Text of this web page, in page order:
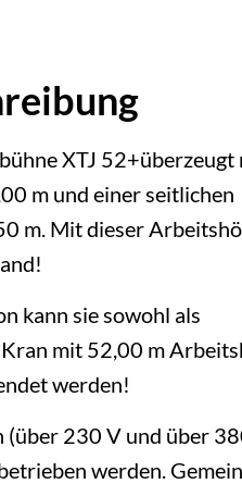
XTJ 52+überzeugt
m und einer seitlichen
m. Mit dieser
kann sie sowohl als
mit 52,00 m
werden!
(über 230 V und über
werden.